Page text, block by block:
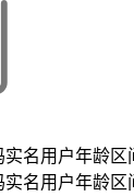
名用户年龄区
名用户年龄区